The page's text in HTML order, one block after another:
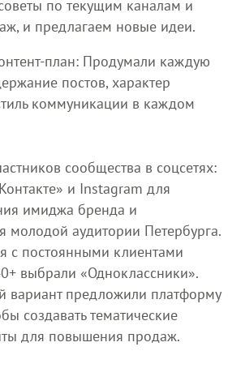
по текущим каналам и
и предлагаем новые идеи.
план: Продумали каждую
постов, характер
коммуникации в каждом
сообщества в соцсетях:
и Instagram для
имиджа бренда и
молодой аудитории Петербурга.
с постоянными клиентами
выбрали «Одноклассники».
вариант предложили платформу
создавать тематические
для повышения продаж.